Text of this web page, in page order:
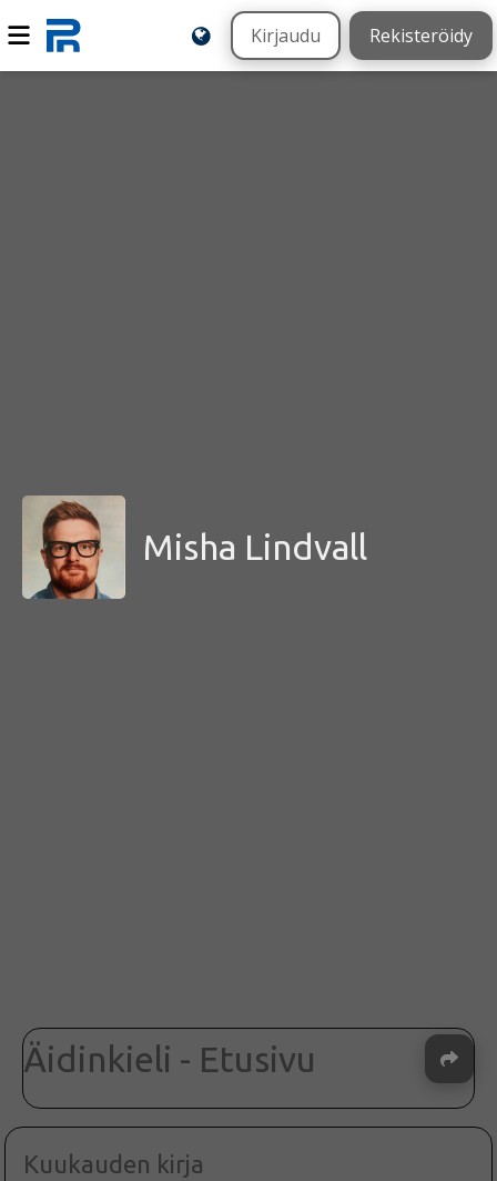
Kirjaudu Rekisteröidy
Misha Lindvall
Äidinkieli - Etusivu
Kuukauden kirja